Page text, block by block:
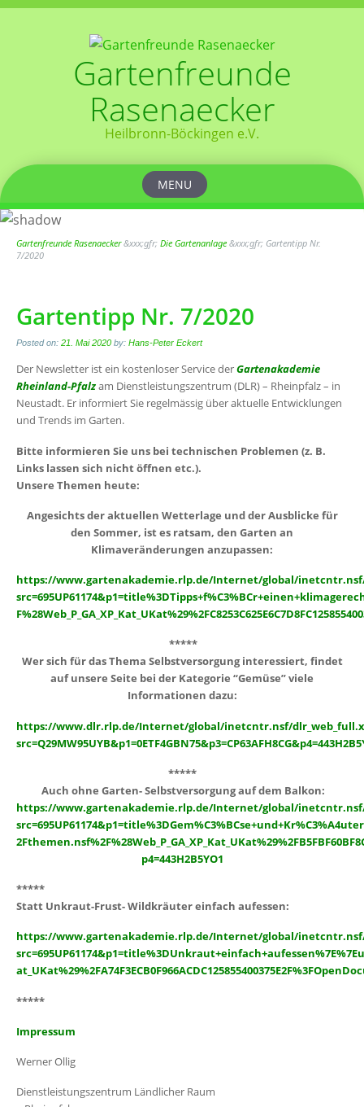
Gartenfreunde
Rasenaecker
Heilbronn-Böckingen e.V.
MENU
to
content
Gartenfreunde Rasenaecker&xxx;gfr; Die Gartenanlage &xxx;gfr; Gartentipp Nr.
7/2020
Gartentipp Nr. 7/2020
Posted on: 21. Mai 2020 by: Hans-Peter Eckert
Der Newsletter ist ein kostenloser Service derGartenakademie
Rheinland-Pfalzam Dienstleistungszentrum (DLR) – Rheinpfalz – in
Neustadt. Er informiert Sie regelmässig über aktuelle Entwicklungen
und Trends im Garten.
Bitte informieren Sie uns bei technischen Problemen (z. B.
Links lassen sich nicht öffnen etc.).
Unsere Themen heute:
Angesichts der aktuellen Wetterlage und der Ausblicke für
den Sommer, ist es ratsam, den Garten an
Klimaveränderungen anzupassen:
https://www.gartenakademie.rlp.de/Internet/global/inetcntr.nsf/
*****
Wer sich für das Thema Selbstversorgung interessiert, findet
auf unsere Seite bei der Kategorie “Gemüse” viele
Informationen dazu:
https://www.dlr.rlp.de/Internet/global/inetcntr.nsf/
*****
Auch ohne Garten- Selbstversorgung auf dem Balkon:
https://www.gartenakademie.rlp.de/Internet/global/inetcntr.nsf/
p4=443H2B5YO1
*****
Statt Unkraut-Frust- Wildkräuter einfach aufessen:
https://www.gartenakademie.rlp.de/Internet/global/inetcntr.nsf/
*****
Impressum
Werner Ollig
Dienstleistungszentrum Ländlicher Raum